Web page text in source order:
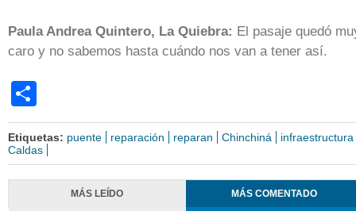
Paula Andrea Quintero, La Quiebra: El pasaje quedó
caro y no sabemos hasta cuándo nos van a tener así.
Etiquetas: puente reparación reparan Chinchiná
infraestructura
Caldas
MÁS LEÍDO MÁS COMENTADO